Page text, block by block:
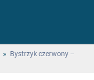
» Bystrzyk czerwony –